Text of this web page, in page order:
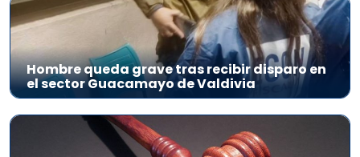
Hombre queda grave tras recibir disparo en
el sector Guacamayo de Valdivia